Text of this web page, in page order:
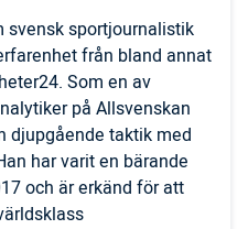
svensk sportjournalistik
från bland annat
Som en av
på Allsvenskan
djupgående taktik med
har varit en bärande
och är erkänd för att